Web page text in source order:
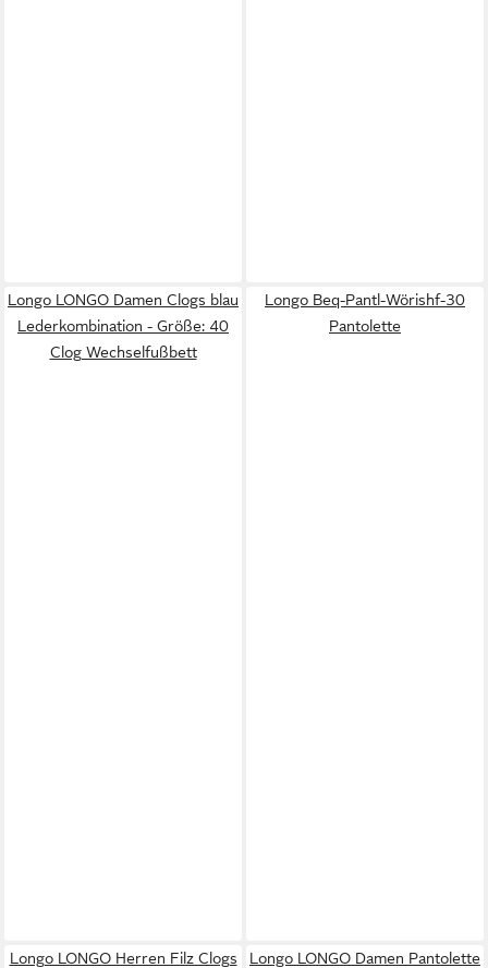
Longo LONGO Damen Clogs blau
Lederkombination - Größe: 40
Clog Wechselfußbett
Longo Beq-Pantl-Wörishf-30
Pantolette
Longo LONGO Herren Filz Clogs
Longo LONGO Damen Pantolette